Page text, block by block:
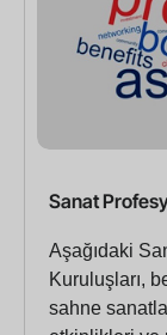
Sanat
Aşağıdaki
Kuruluşları,
sahne